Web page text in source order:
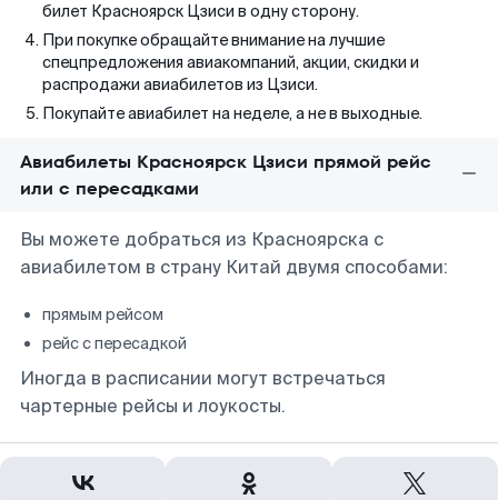
билет Красноярск Цзиси в одну сторону.
При покупке обращайте внимание на лучшие
спецпредложения авиакомпаний, акции, скидки и
распродажи авиабилетов из Цзиси.
Покупайте авиабилет на неделе, а не в выходные.
Авиабилеты Красноярск Цзиси прямой рейс
или с пересадками
Вы можете добраться из Красноярска с
авиабилетом в страну Китай двумя способами:
прямым рейсом
рейс с пересадкой
Иногда в расписании могут встречаться
чартерные рейсы и лоукосты.